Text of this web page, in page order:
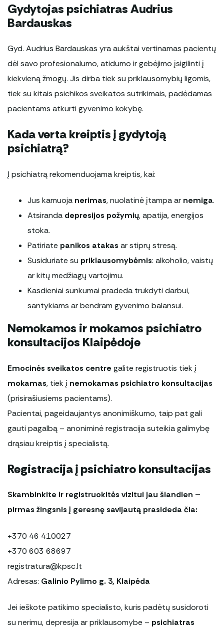
Gydytojas psichiatras Audrius
Bardauskas
Gyd. Audrius Bardauskas yra aukštai vertinamas pacientų
dėl savo profesionalumo, atidumo ir gebėjimo įsigilinti į
kiekvieną žmogų. Jis dirba tiek su priklausomybių ligomis,
tiek su kitais psichikos sveikatos sutrikimais, padėdamas
pacientams atkurti gyvenimo kokybę.
Kada verta kreiptis į gydytoją
psichiatrą?
Į psichiatrą rekomenduojama kreiptis, kai:
Jus kamuoja nerimas, nuolatinė įtampa ar nemiga.
Atsiranda depresijos požymių, apatija, energijos
stoka.
Patiriate panikos atakas ar stiprų stresą.
Susiduriate su priklausomybėmis: alkoholio, vaistų
ar kitų medžiagų vartojimu.
Kasdieniai sunkumai pradeda trukdyti darbui,
santykiams ar bendram gyvenimo balansui.
Nemokamos ir mokamos psichiatro
konsultacijos Klaipėdoje
Emocinės sveikatos centre galite registruotis tiek į
mokamas, tiek į nemokamas psichiatro konsultacijas
(prisirašiusiems pacientams).
Pacientai, pageidaujantys anonimiškumo, taip pat gali
gauti pagalbą – anoniminė registracija suteikia galimybę
drąsiau kreiptis į specialistą.
Registracija į psichiatro konsultacijas
Skambinkite ir registruokitės vizitui jau šiandien –
pirmas žingsnis į geresnę savijautą prasideda čia:
+370 46 410027
+370 603 68697
registratura@kpsc.lt
Adresas: Galinio Pylimo g. 3, Klaipėda
Jei ieškote patikimo specialisto, kuris padėtų susidoroti
su nerimu, depresija ar priklausomybe – psichiatras